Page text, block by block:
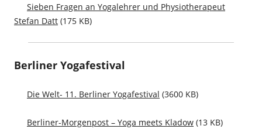
Sieben Fragen an Yogalehrer und Physiotherapeut
Stefan Datt (175 KB)
Berliner Yogafestival
Die Welt- 11. Berliner Yogafestival (3600 KB)
Berliner-Morgenpost – Yoga meets Kladow (13 KB)